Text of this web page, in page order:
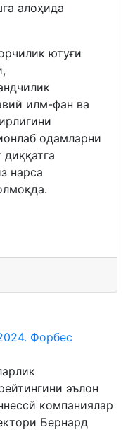
алоҳида
ютуғи
илм-фан ва
одамларни
нарса
Форбес
эълон
компаниялар
Бернард